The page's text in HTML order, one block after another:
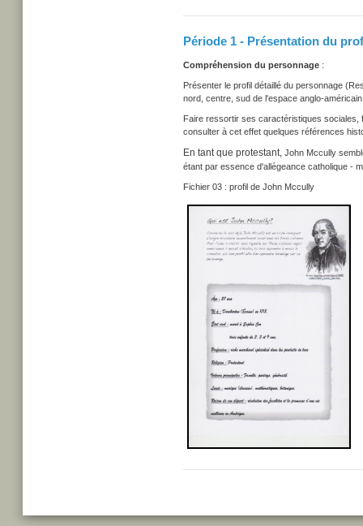
Période 1 - Présentation du
Compréhension du personnage :
Présenter le profil détaillé du personnage
nord, centre, sud de l'espace anglo-
Faire ressortir ses caractéristiques sociales,
consulter à cet effet quelques références
En tant que protestant, John Mccully
étant par essence d'allégeance catholique -
Fichier 03 : profil de John Mccully